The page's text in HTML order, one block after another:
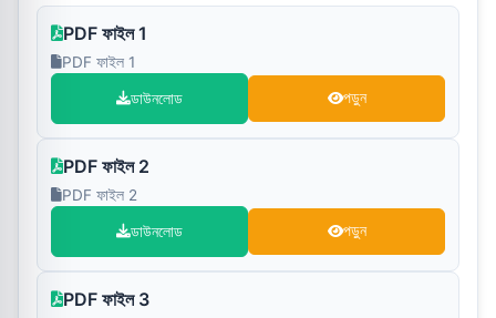
PDF ফাইল 1
PDF ফাইল 1
ডাউনলোড পড়ুন
PDF ফাইল 2
PDF ফাইল 2
ডাউনলোড পড়ুন
PDF ফাইল 3